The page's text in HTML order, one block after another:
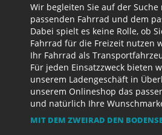
Wir begleiten Sie auf der Suche
passenden Fahrrad und dem
Dabei spielt es keine Rolle, ob
Fahrrad für die Freizeit nutzen
Ihr Fahrrad als
Für jeden Einsatzzweck bieten
unserem Ladengeschäft in
unserem Onlineshop das
und natürlich Ihre
MIT DEM ZWEIRAD DEN